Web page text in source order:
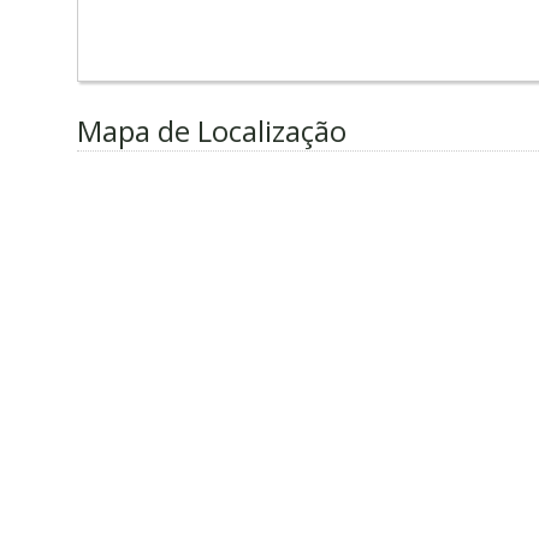
Mapa de Localização